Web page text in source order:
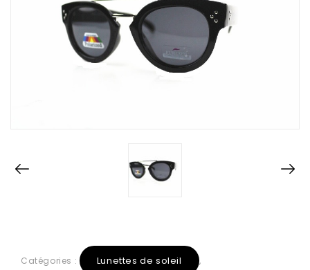
Catégories : Lunettes de soleil ,